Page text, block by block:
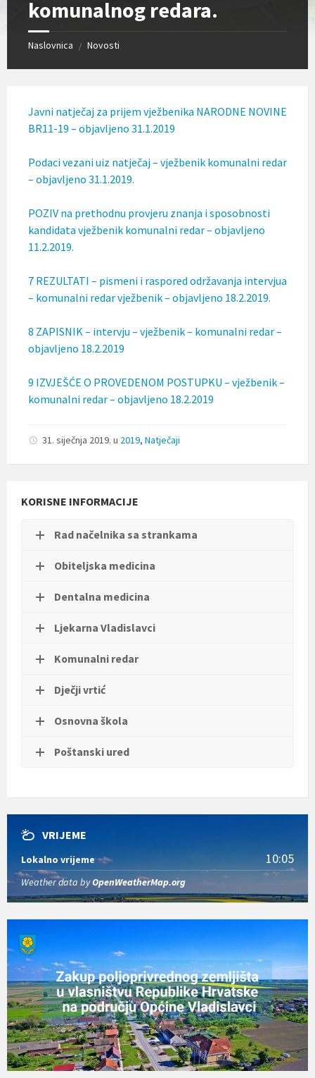
komunalnog redara.
Naslovnica / Novosti
Javni natječaj za prijem vježbenika NARODNE NOVINE
BR11-19 – objavljeno 31.1.2019
Podaci vezani uiz natječaj – vježbenik komunalni redar
– objavljeno 31.1.2019.
POZIV na prethodnu provjeru znanja i sposobnosti
kandidata vježbenik komunalni redar – objavljeno
11.2.2019.
7 REZULTATI – pismeni i raspored održavanja intervjua
– komunalni redar vježbenik – objavljeno 18.2.2019.
8 ZAPISNIK – intervju – vježbenik – komunalni redar –
objavljeno 18.2.2019
9 IZVJEŠĆE O PROVEDENOM POSTUPKU – vježbenik –
komunalni redar – objavljeno 18.2.2019
31. siječnja 2019. u 2019, Natječaji
KORISNE INFORMACIJE
Rad načelnika sa strankama
Obiteljska medicina
Dentalna medicina
Ljekarna Vladislavci
Komunalni redar
Dječji vrtić
Osnovna škola
Poštanski ured
VRIJEME
Lokalno vrijeme 10:05
Weather data byOpenWeatherMap.org